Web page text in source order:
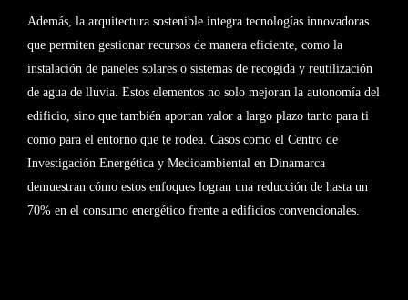
Además, la arquitectura sostenible integra tecnologías innovadoras
que permiten gestionar recursos de manera eficiente, como la
instalación de paneles solares o sistemas de recogida y reutilización
de agua de lluvia. Estos elementos no solo mejoran la autonomía del
edificio, sino que también aportan valor a largo plazo tanto para ti
como para el entorno que te rodea. Casos como el Centro de
Investigación Energética y Medioambiental en Dinamarca
demuestran cómo estos enfoques logran una reducción de hasta un
70% en el consumo energético frente a edificios convencionales.